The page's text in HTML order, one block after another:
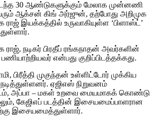
30 ஆண்டுகளுக்கும் மேலாக முன்னணி
வரும் ஆக்சன் கிங் அர்ஜுன், தற்போது அறிமுக
ராஜ் இயக்கத்தில் உருவாகியுள்ள ‘பிளாஸ்ட்’
ராஜ், நடிகர் பிரதீப் ரங்கநாதன் அவர்களின்
என்பது குறிப்பிடத்தக்கது.
பிரீத்தி முகுந்தன் உள்ளிட்டோர் முக்கிய
ஏஜிஎஸ் நிறுவனம்
அப்பா – மகள் உறவை மையமாகக் கொண்டு
கேஜிஎப் படத்தின் இசையமைப்பாளரான
இசையமைத்துள்ளார்.